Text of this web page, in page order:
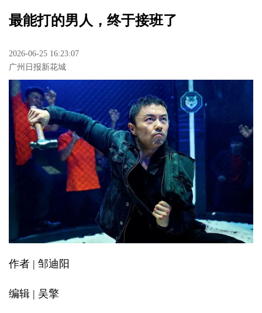
最能打的男人，终于接班了
2026-06-25 16:23:07
广州日报新花城
作者 | 邹迪阳
编辑 | 吴擎